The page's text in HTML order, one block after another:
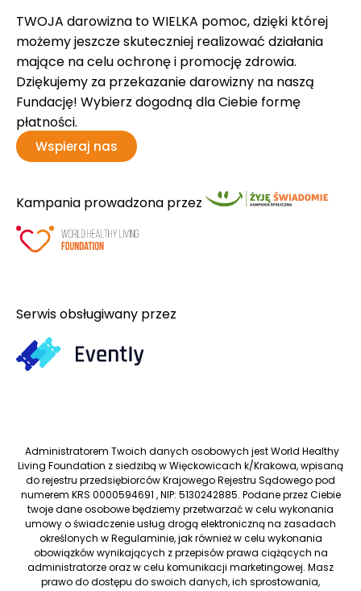
TWOJA darowizna to WIELKA pomoc, dzięki której
możemy jeszcze skuteczniej realizować działania
mające na celu ochronę i promocję zdrowia.
Dziękujemy za przekazanie darowizny na naszą
Fundację! Wybierz dogodną dla Ciebie formę
płatności.
Wspieraj nas
Kampania prowadzona przez
Serwis obsługiwany przez
Administratorem Twoich danych osobowych jest World Healthy
Living Foundation z siedzibą w Więckowicach k/Krakowa, wpisaną
do rejestru przedsiębiorców Krajowego Rejestru Sądowego pod
numerem KRS 0000594691 , NIP: 5130242885. Podane przez Ciebie
twoje dane osobowe będziemy przetwarzać w celu wykonania
umowy o świadczenie usług drogą elektroniczną na zasadach
określonych w Regulaminie, jak również w celu wykonania
obowiązków wynikających z przepisów prawa ciążących na
administratorze oraz w celu komunikacji marketingowej. Masz
prawo do dostępu do swoich danych, ich sprostowania,